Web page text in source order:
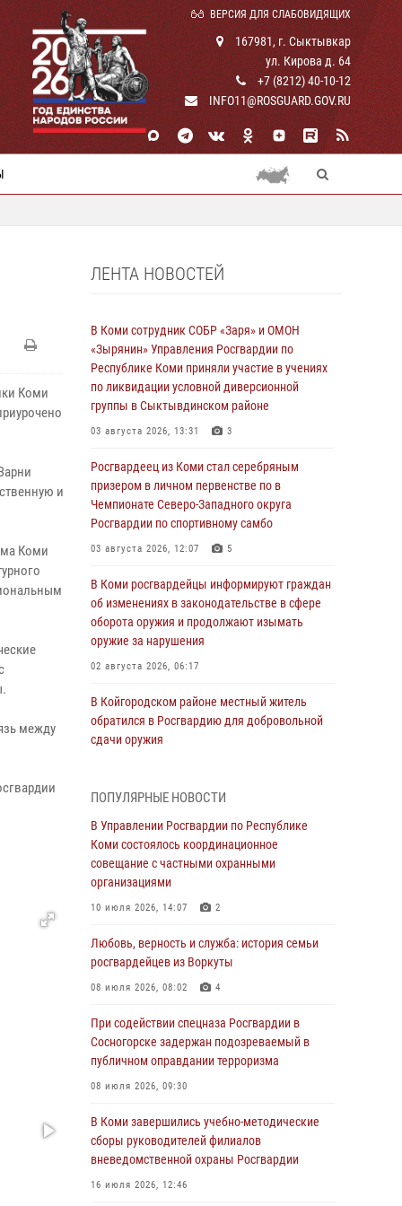
ВЕРСИЯ ДЛЯ СЛАБОВИДЯЩИХ
167981, г. Сыктывкар
ул. Кирова д. 64
+7 (8212) 40-10-12
INFO11@ROSGUARD.GOV.RU
Коми
и
Коми
между
ЛЕНТА НОВОСТЕЙ
В Коми сотрудник СОБР «Заря» и ОМОН
«Зырянин» Управления Росгвардии по
Республике Коми приняли участие в учениях
по ликвидации условной диверсионной
группы в Сыктывдинском районе
03 августа 2026, 13:31 3
Росгвардеец из Коми стал серебряным
призером в личном первенстве по в
Чемпионате Северо-Западного округа
Росгвардии по спортивному самбо
03 августа 2026, 12:07 5
В Коми росгвардейцы информируют граждан
об изменениях в законодательстве в сфере
оборота оружия и продолжают изымать
оружие за нарушения
02 августа 2026, 06:17
В Койгородском районе местный житель
обратился в Росгвардию для добровольной
сдачи оружия
Временно исполняющий обязанности
начальника Управления Росгвардии по
Республике Коми лично проверил ДОЛ
31 июля 2026, 06:57
отработали план «Квартал»
30 июля 2026, 13:53
ежегодного Всероссийского конкурса
профессионального мастерства среди
сотрудников вневедомственной охраны
В Сыктывкаре росгвардейцы приняли
участие в молебне в рамках Дня Крещения
Владимира
ПОПУЛЯРНЫЕ НОВОСТИ
В Управлении Росгвардии по Республике
Коми состоялось координационное
совещание с частными охранными
организациями
10 июля 2026, 14:07 2
Любовь, верность и служба: история семьи
росгвардейцев из Воркуты
08 июля 2026, 08:02 4
При содействии спецназа Росгвардии в
Сосногорске задержан подозреваемый в
публичном оправдании терроризма
08 июля 2026, 09:30
В Коми завершились учебно-методические
сборы руководителей филиалов
вневедомственной охраны Росгвардии
16 июля 2026, 12:46